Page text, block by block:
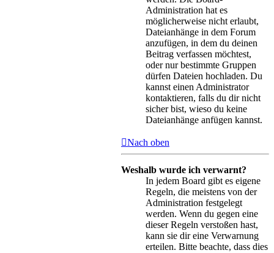
Administration hat es
möglicherweise nicht erlaubt,
Dateianhänge in dem Forum
anzufügen, in dem du deinen
Beitrag verfassen möchtest,
oder nur bestimmte Gruppen
dürfen Dateien hochladen. Du
kannst einen Administrator
kontaktieren, falls du dir nicht
sicher bist, wieso du keine
Dateianhänge anfügen kannst.
Nach oben
Weshalb wurde ich verwarnt?
In jedem Board gibt es eigene
Regeln, die meistens von der
Administration festgelegt
werden. Wenn du gegen eine
dieser Regeln verstoßen hast,
kann sie dir eine Verwarnung
erteilen. Bitte beachte, dass dies